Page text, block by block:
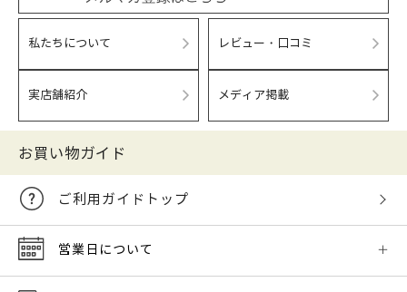
私たちについて レビュー・口コミ
実店舗紹介 メディア掲載
お買い物ガイド
ご利用ガイドトップ
営業日について